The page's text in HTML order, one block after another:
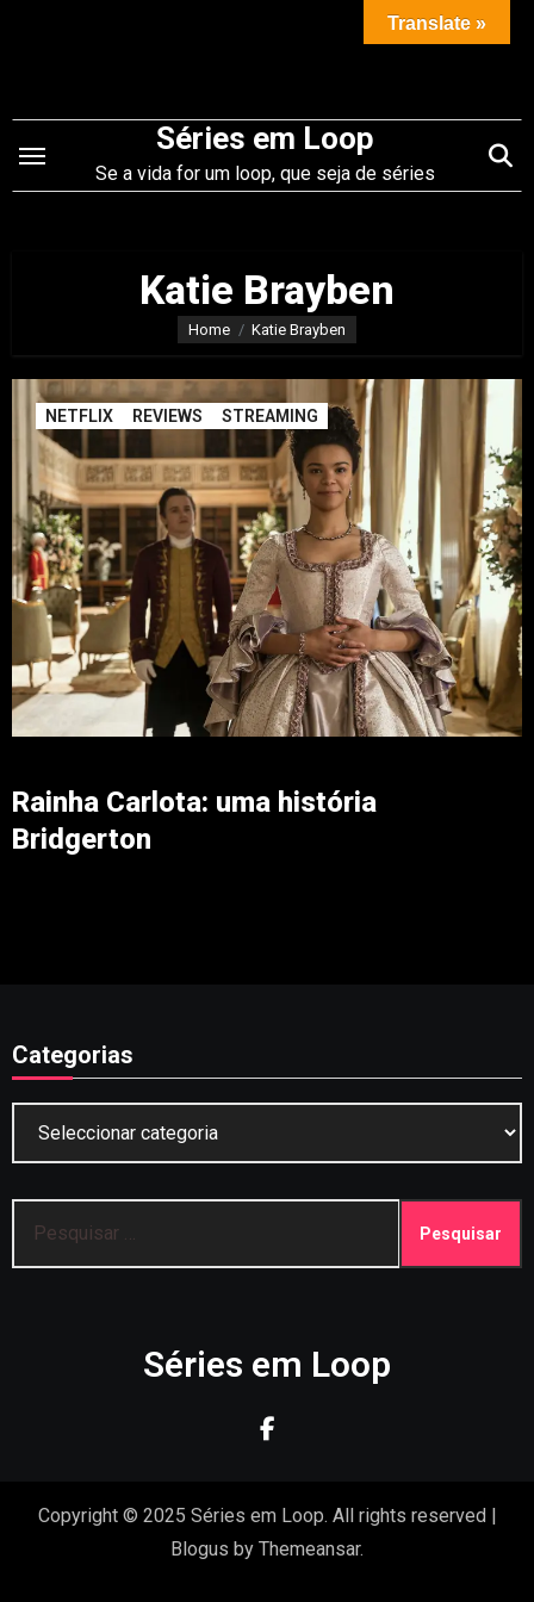
conteúdo
Séries em Loop
Se a vida for um loop, que seja de séries
Katie Brayben
Home Katie Brayben
NETFLIX REVIEWS STREAMING
Rainha Carlota: uma história
Bridgerton
Categorias
por:
Séries em Loop
Copyright © 2025 Séries em Loop. All rights reserved |
Blogus by Themeansar.
Translate »